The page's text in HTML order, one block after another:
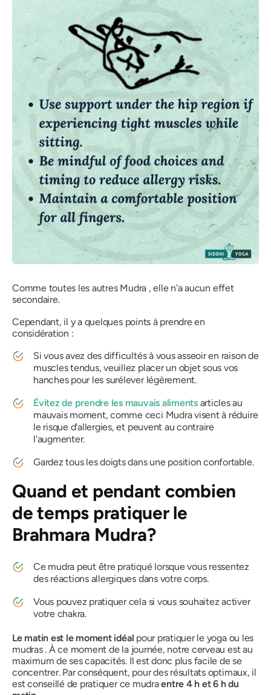
Comme toutes les autres Mudra , elle n'a aucun effet
secondaire.
Cependant, il y a quelques points à prendre en
considération :
Si vous avez des difficultés à vous asseoir en raison de
muscles tendus, veuillez placer un objet sous vos
hanches pour les surélever légèrement.
Évitez de prendre les mauvais alimentsarticles au
mauvais moment, comme ceci Mudravisent à réduire
le risque d'allergies, et peuvent au contraire
l'augmenter.
Gardez tous les doigts dans une position confortable.
Quand et pendant combien
de temps pratiquerle
Brahmara Mudra?
Ce mudra peut être pratiqué lorsque vous ressentez
des réactions allergiques dans votre corps.
Vous pouvez pratiquer cela si vous souhaitez activer
votre chakra.
Le matin est le moment idéal pour pratiquer le yoga ou les
mudras. À ce moment de la journée, notre cerveau est au
maximum de ses capacités. Il est donc plus facile de se
concentrer. Par conséquent, pour des résultats optimaux, il
est conseillé de pratiquer ce mudraentre 4 h et 6 h du